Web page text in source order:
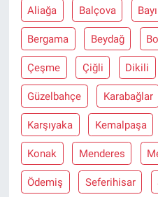
Aliağa Balçova
Bergama Beydağ
Çeşme Çiğli Dikili
Güzelbahçe Karabağlar
Karşıyaka Kemalpaşa
Konak Menderes
Ödemiş Seferihisar